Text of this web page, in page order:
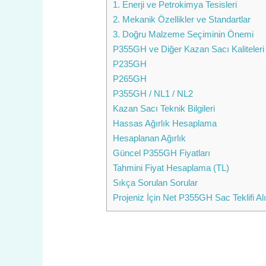
1. Enerji ve Petrokimya Tesisleri
2. Mekanik Özellikler ve Standartlar
3. Doğru Malzeme Seçiminin Önemi
P355GH ve Diğer Kazan Sacı Kaliteleri
P235GH
P265GH
P355GH / NL1 / NL2
Kazan Sacı Teknik Bilgileri
Hassas Ağırlık Hesaplama
Hesaplanan Ağırlık
Güncel P355GH Fiyatları
Tahmini Fiyat Hesaplama (TL)
Sıkça Sorulan Sorular
Projeniz İçin Net P355GH Sac Teklifi